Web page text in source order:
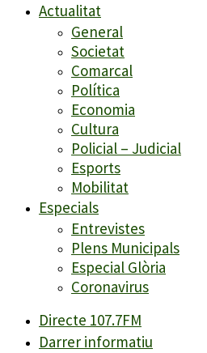
Actualitat
General
Societat
Comarcal
Política
Economia
Cultura
Policial – Judicial
Esports
Mobilitat
Especials
Entrevistes
Plens Municipals
Especial Glòria
Coronavirus
Directe 107.7FM
Darrer informatiu